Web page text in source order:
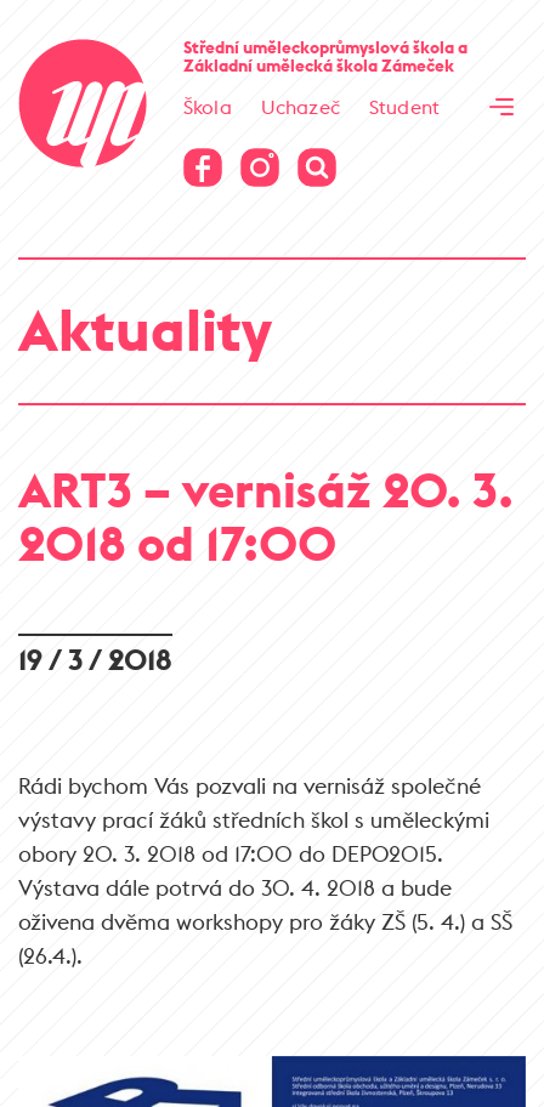
Střední uměleckoprůmyslová školaa
Základní umělecká školaZámeček
Škola Uchazeč
Student
Virtuální prohlídka
Virtuální prohlídka
Aktuality
ART3 – vernisáž 20. 3.
2018 od 17:00
19 / 3 / 2018
Rádi bychom Vás pozvali na vernisáž společné
výstavy prací žáků středních škol s uměleckými
obory 20. 3. 2018 od 17:00 do DEPO2015.
Výstava dále potrvá do 30. 4. 2018 a bude
oživena dvěma workshopy pro žáky ZŠ (5. 4.) a SŠ
(26.4.).